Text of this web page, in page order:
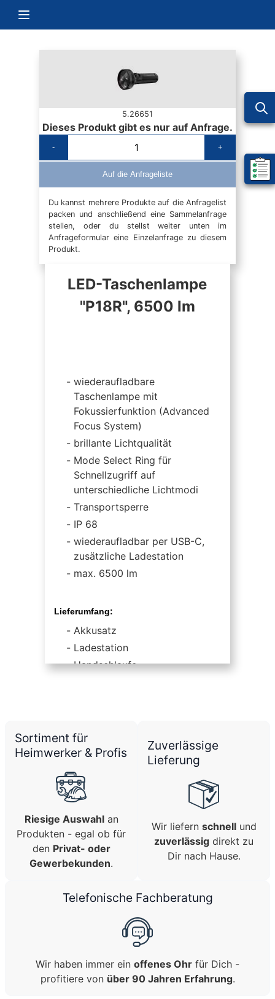
Navigation umschalten
Mein
5.26651
Dieses Produkt gibt es nur auf Anfrage.
- +
Auf die Anfrageliste
Du kannst mehrere Produkte auf die Anfragelist
packen und anschließend eine Sammelanfrage
stellen, oder du stellst weiter unten im
Anfrageformular eine Einzelanfrage zu diesem
Produkt.
LED-Taschenlampe
"P18R", 6500 lm
wiederaufladbare
Taschenlampe mit
Fokussierfunktion (Advanced
Focus System)
brillante Lichtqualität
Mode Select Ring für
Schnellzugriff auf
unterschiedliche Lichtmodi
Transportsperre
IP 68
wiederaufladbar per USB-C,
zusätzliche Ladestation
max. 6500 lm
Lieferumfang:
Akkusatz
Ladestation
Handschlaufe
Sortiment für
Heimwerker & Profis
Riesige Auswahlan
Produkten - egal ob für
den Privat- oder
Gewerbekunden.
Zuverlässige
Lieferung
Wir liefern schnellund
zuverlässig direkt zu
Dir nach Hause.
Telefonische Fachberatung
Wir haben immer ein offenes Ohr für Dich -
profitiere von über 90 Jahren Erfahrung.